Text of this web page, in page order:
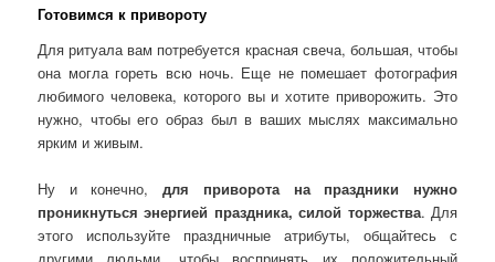
Готовимся к привороту
Для ритуала вам потребуется красная свеча, большая, чтобы
она могла гореть всю ночь. Еще не помешает фотография
любимого человека, которого вы и хотите приворожить. Это
нужно, чтобы его образ был в ваших мыслях максимально
ярким и живым.
Ну и конечно,для приворота на праздники нужно
проникнуться энергией праздника, силой торжества. Для
этого используйте праздничные атрибуты, общайтесь с